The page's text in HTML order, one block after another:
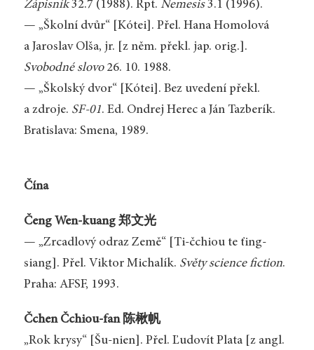
Zápisník32.7 (1988). Rpt. Nemesis3.1 (1996).
— „Školní dvůr“ [Kótei]. Přel. Hana Homolová
a Jaroslav Olša, jr. [z něm. překl. jap. orig.].
Svobodné slovo26. 10. 1988.
— „Školský dvor“ [Kótei]. Bez uvedení překl.
a zdroje. SF-01. Ed. Ondrej Herec a Ján Tazberík.
Bratislava: Smena, 1989.
Čína
Čeng Wen-kuang 郑文光
— „Zrcadlový odraz Země“ [Ti-čchiou te ťing-
siang]. Přel. Viktor Michalík. Světy science fiction.
Praha: AFSF, 1993.
Čchen Čchiou-fan 陈楸帆
„Rok krysy“ [Šu-nien]. Přel. Ľudovít Plata [z angl.